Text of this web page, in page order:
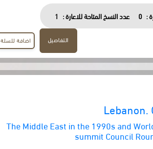
:
0 عدد النسخ المتاحة للاعارة : 1
التفاصيل اضافة للسلة
The Middle East in the 1990s and
summit Council